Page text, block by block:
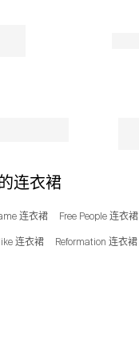
连衣裙
连衣裙 Free People 连衣裙
连衣裙 Reformation 连衣裙